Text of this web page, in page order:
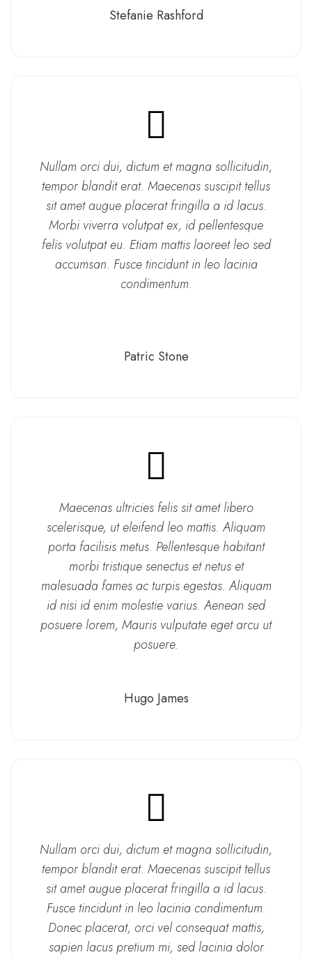
Stefanie Rashford
Nullam orci dui, dictum et magna sollicitudin,
tempor blandit erat. Maecenas suscipit tellus
sit amet augue placerat fringilla a id lacus.
Morbi viverra volutpat ex, id pellentesque
felis volutpat eu. Etiam mattis laoreet leo sed
accumsan. Fusce tincidunt in leo lacinia
condimentum.
Patric Stone
Maecenas ultricies felis sit amet libero
scelerisque, ut eleifend leo mattis. Aliquam
porta facilisis metus. Pellentesque habitant
morbi tristique senectus et netus et
malesuada fames ac turpis egestas. Aliquam
id nisi id enim molestie varius. Aenean sed
posuere lorem, Mauris vulputate eget arcu ut
posuere.
Hugo James
Nullam orci dui, dictum et magna sollicitudin,
tempor blandit erat. Maecenas suscipit tellus
sit amet augue placerat fringilla a id lacus.
Fusce tincidunt in leo lacinia condimentum.
Donec placerat, orci vel consequat mattis,
sapien lacus pretium mi, sed lacinia dolor